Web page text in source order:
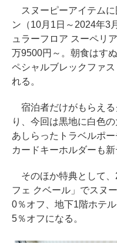
スヌーピーアイテムに
ン（10月1日～2024年3
ュラーフロア スーペリ
万9500円～。朝食はす
ペシャルブレックファ
れる。
宿泊者だけがもらえる
り、今回は黒地に白色
あしらったトラベルポ
カードキーホルダーも
そのほか特典として、
フェ クベール」でスヌ
0％オフ、地下1階ホテ
5％オフになる。